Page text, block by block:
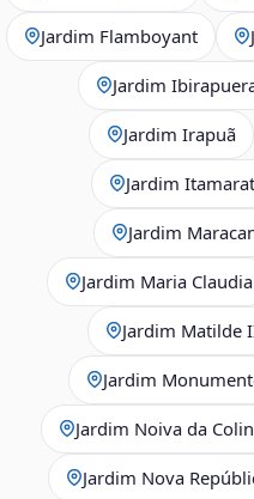
Jardim Flamboyant
Jardim
Jardim Irapuã
Jardim
Jardim
Jardim Maria Claudia
Jardim Matilde
Jardim
Jardim Noiva da
Jardim Nova